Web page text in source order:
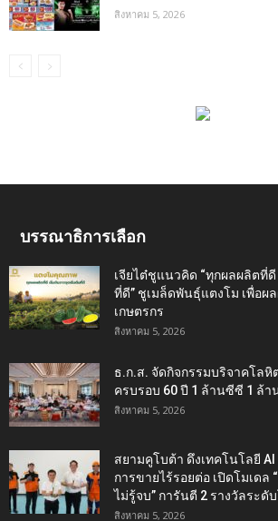
สิงหาคม 5, 2026
บรรณาธิการเลือก
เจียไต๋ชูแนวคิด “ทุกผลผลิตที่
ที่ดี” ชูเมล็ดพันธุ์แตงโม เพื่อ
เกษตรกร
สิงหาคม 5, 2026
ธ.ก.ส. จัดกิจกรรมบริจาคโลหิ
ครบรอบ 60 ปี 1 ล้านซีซี 1 ล้า
สิงหาคม 5, 2026
สยามคูโบต้า ดึงเทคโนโลยี
การขายไร้รอยต่อ เปิดโมเดล
ไม่รู้จบ” การันตี 2 รางวัลระดั
สิงหาคม 5, 2026